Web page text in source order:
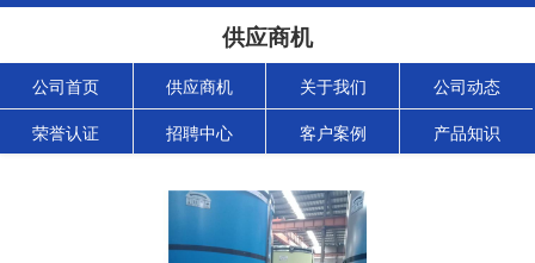
供应商机
公司首页 供应商机 关于我们 公司动态
荣誉认证 招聘中心 客户案例 产品知识